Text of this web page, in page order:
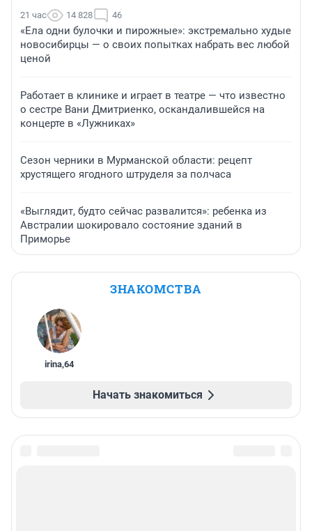
21 час 14 828 46
«Ела одни булочки и пирожные»: экстремально худые
новосибирцы — о своих попытках набрать вес любой
ценой
Работает в клинике и играет в театре — что известно
о сестре Вани Дмитриенко, оскандалившейся на
концерте в «Лужниках»
Сезон черники в Мурманской области: рецепт
хрустящего ягодного штруделя за полчаса
«Выглядит, будто сейчас развалится»: ребенка из
Австралии шокировало состояние зданий в
Приморье
ЗНАКОМСТВА
irina,64
Начать знакомиться